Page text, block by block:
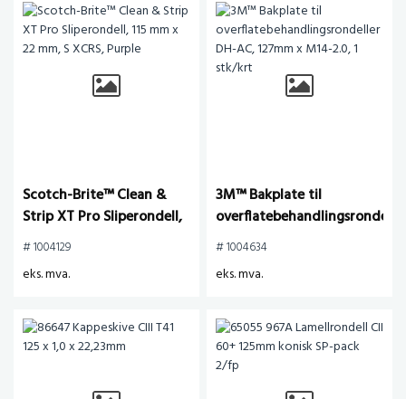
Scotch-Brite™ Clean &
Strip XT Pro Sliperondell,
115 mm x 22 mm, S XCRS,
# 1004129
eks. mva.
3M™ Bakplate til
DH-AC, 127mm x M14-2.0,
# 1004634
eks. mva.